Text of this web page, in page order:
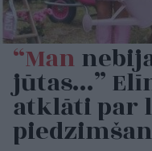
“Man
jūtas…”
atklāti par